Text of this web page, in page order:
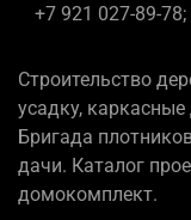
+7 921 027-89-
Строительство
усадку,
Бригада
дачи. Каталог
домокомплект.